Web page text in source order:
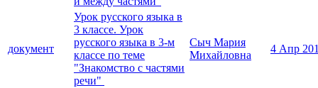
документ
Урок русского языка в
3 классе. Урок
русского языка в 3-м
классе по теме
"Знакомство с частями
речи"
Сыч Мария
Михайловна
4 Апр